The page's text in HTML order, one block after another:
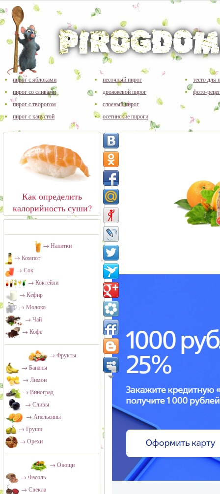
пирог с яблоками
пирог со сливами
пирог с творогом
пирог с капустой
песочный пирог
дрожжевой пирог
слоеный пирог
осетинские пироги
тесто для
фото-
Как определить
калорийность суши?
→ Напитки
→ Компот
→ Сок
→ Коктейли
→ Кефир
→ Молоко
→ Чай
→ Кофе
→ Фрукты
→ Бананы
→ Лимон
→ Виноград
→ Сливы
→ Апельсины
→ Груши
→ Орехи
→ Овощи
→ Фасоль
→ Свекла